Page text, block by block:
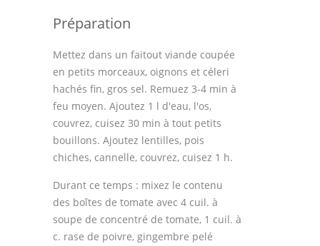
Préparation
Mettez dans un faitout viande coupée
en petits morceaux, oignons et céleri
hachés fin, gros sel. Remuez 3-4 min à
feu moyen. Ajoutez 1 l d'eau, l'os,
couvrez, cuisez 30 min à tout petits
bouillons. Ajoutez lentilles, pois
chiches, cannelle, couvrez, cuisez 1 h.
Durant ce temps : mixez le contenu
des boîtes de tomate avec 4 cuil. à
soupe de concentré de tomate, 1 cuil. à
c. rase de poivre, gingembre pelé